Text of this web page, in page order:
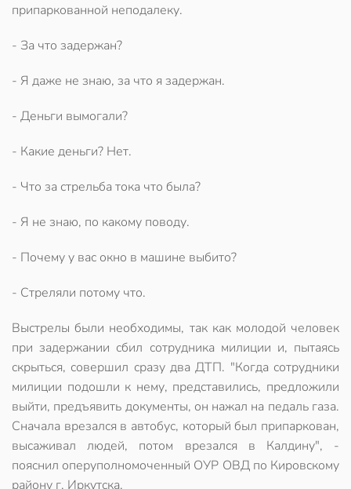
припаркованной неподалеку.
- За что задержан?
- Я даже не знаю, за что я задержан.
- Деньги вымогали?
- Какие деньги? Нет.
- Что за стрельба тока что была?
- Я не знаю, по какому поводу.
- Почему у вас окно в машине выбито?
- Стреляли потому что.
Выстрелы были необходимы, так как молодой человек
при задержании сбил сотрудника милиции и, пытаясь
скрыться, совершил сразу два ДТП. "Когда сотрудники
милиции подошли к нему, представились, предложили
выйти, предъявить документы, он нажал на педаль газа.
Сначала врезался в автобус, который был припаркован,
высаживал людей, потом врезался в Калдину", -
пояснил оперуполномоченный ОУР ОВД по Кировскому
району г. Иркутска.